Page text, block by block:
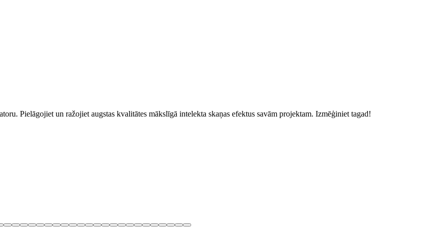
Pielāgojiet un ražojiet augstas kvalitātes mākslīgā intelekta skaņas efektus savām projektam. Izmēģiniet tagad!